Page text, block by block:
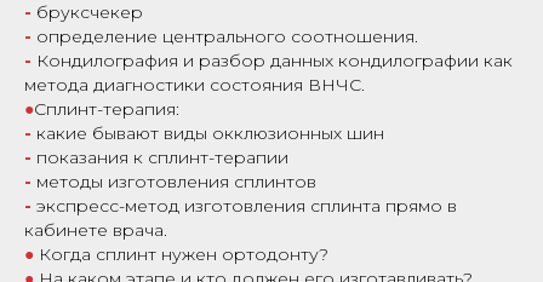
- бруксчекер
- определение центрального соотношения.
- Кондилография и разбор данных кондилографии как
метода диагностики состояния ВНЧС.
●Сплинт-терапия:
- какие бывают виды окклюзионных шин
- показания к сплинт-терапии
- методы изготовления сплинтов
- экспресс-метод изготовления сплинта прямо в
кабинете врача.
● Когда сплинт нужен ортодонту?